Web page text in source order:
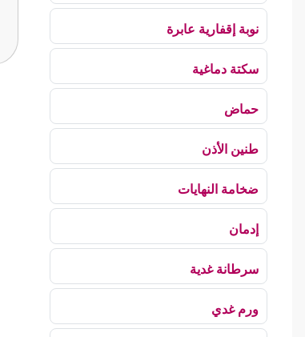
نوبة إقفارية عابرة
سكتة دماغية
حماض
طنين الأذن
ضخامة النهايات
إدمان
سرطانة غدية
ورم غدي